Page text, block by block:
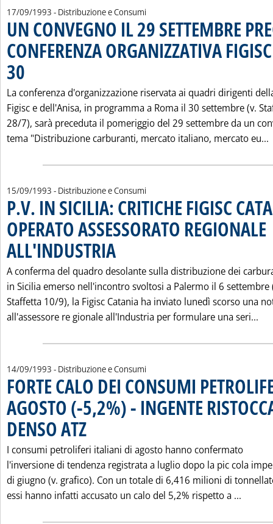
17/09/1993 - Distribuzione e Consumi
UN CONVEGNO IL 29 SETTEMBRE
CONFERENZA ORGANIZZATIVA
30
La conferenza d'organizzazione riservata ai quadri dirigenti
Figisc e dell'Anisa, in programma a Roma il 30 settembre (v.
28/7), sarà preceduta il pomeriggio del 29 settembre da un
tema "Distribuzione carburanti, mercato italiano, mercato eu...
15/09/1993 - Distribuzione e Consumi
P.V. IN SICILIA: CRITICHE FIGISC
OPERATO ASSESSORATO REGIONALE
ALL'INDUSTRIA
A conferma del quadro desolante sulla distribuzione dei
in Sicilia emerso nell'incontro svoltosi a Palermo il 6 settembre
Staffetta 10/9), la Figisc Catania ha inviato lunedì scorso una
all'assessore re gionale all'Industria per formulare una seri...
14/09/1993 - Distribuzione e Consumi
FORTE CALO DEI CONSUMI
AGOSTO (-5,2%) - INGENTE
DENSO ATZ. Pubblicata martedì 14 settembre 1993 alle 0.0.
I consumi petroliferi italiani di agosto hanno confermato
l'inversione di tendenza registrata a luglio dopo la pic cola
di giugno (v. grafico). Con un totale di 6,416 milioni di
essi hanno infatti accusato un calo del 5,2% rispetto a ...